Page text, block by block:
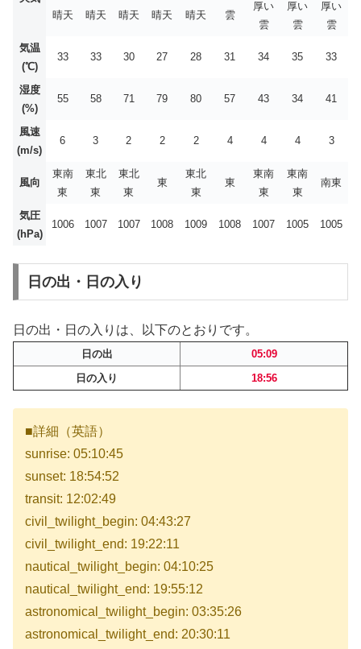
晴天
晴天 晴天 晴天 晴天 雲
厚い
雲
厚い
雲
厚い
雲
気温
(℃)
33 33 30 27 28 31 34 35 33
湿度
(%)
55 58 71 79 80 57 43 34 41
風速
(m/s)
6 3 2 2 2 4 4 4 3
風向
東南
東
東北
東
東北
東
東
東北
東
東
東南
東
東南
東
南東
気圧
(hPa)
1006 1007 1007 1008 1009 1008 1007 1005 1005
日の出・日の入り
日の出・日の入りは、以下のとおりです。
日の出
05:09
日の入り
18:56
■詳細（英語）
sunrise: 05:10:45
sunset: 18:54:52
transit: 12:02:49
civil_twilight_begin: 04:43:27
civil_twilight_end: 19:22:11
nautical_twilight_begin: 04:10:25
nautical_twilight_end: 19:55:12
astronomical_twilight_begin: 03:35:26
astronomical_twilight_end: 20:30:11